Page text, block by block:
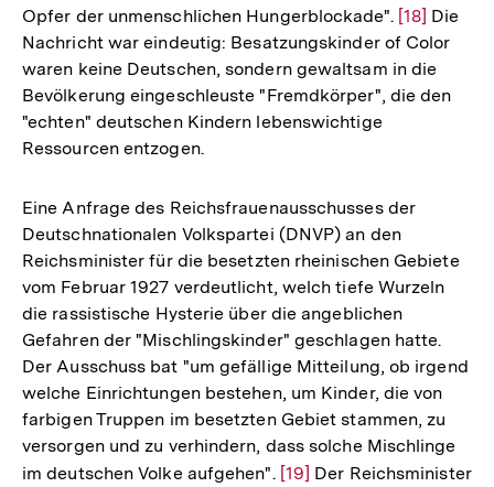
Opfer der unmenschlichen Hungerblockade". Zur
Auflösung
der
Fußnote
[18] Die
Nachricht war eindeutig: Besatzungskinder of Color
waren keine Deutschen, sondern gewaltsam in die
Bevölkerung eingeschleuste "Fremdkörper", die den
"echten" deutschen Kindern lebenswichtige
Ressourcen entzogen.
Eine Anfrage des Reichsfrauenausschusses der
Deutschnationalen Volkspartei (DNVP) an den
Reichsminister für die besetzten rheinischen Gebiete
vom Februar 1927 verdeutlicht, welch tiefe Wurzeln
die rassistische Hysterie über die angeblichen
Gefahren der "Mischlingskinder" geschlagen hatte.
Der Ausschuss bat "um gefällige Mitteilung, ob irgend
welche Einrichtungen bestehen, um Kinder, die von
farbigen Truppen im besetzten Gebiet stammen, zu
versorgen und zu verhindern, dass solche Mischlinge
im deutschen Volke aufgehen". Zur
[19] Der Reichsminister